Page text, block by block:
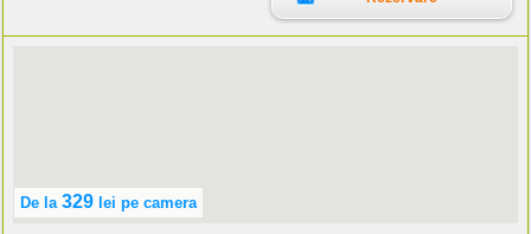
De la 329 lei pe camera